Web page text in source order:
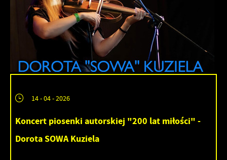
14 - 04 - 2026
Koncert piosenki autorskiej "200 lat miłości" -
Dorota SOWA Kuziela